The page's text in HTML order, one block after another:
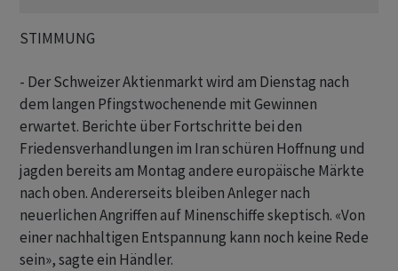
STIMMUNG
- Der Schweizer Aktienmarkt wird am Dienstag nach
dem langen Pfingstwochenende mit Gewinnen
erwartet. Berichte über Fortschritte bei den
Friedensverhandlungen im Iran schüren Hoffnung und
jagden bereits am Montag andere europäische Märkte
nach oben. Andererseits bleiben Anleger nach
neuerlichen Angriffen auf Minenschiffe skeptisch. «Von
einer nachhaltigen Entspannung kann noch keine Rede
sein», sagte ein Händler.